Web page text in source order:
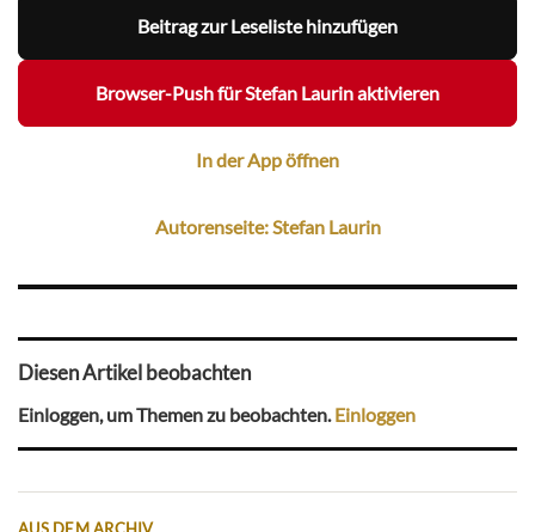
Beitrag zur Leseliste hinzufügen
Browser-Push für Stefan Laurin aktivieren
In der App öffnen
Autorenseite: Stefan Laurin
Diesen Artikel beobachten
Einloggen, um Themen zu beobachten.Einloggen
AUS DEM ARCHIV